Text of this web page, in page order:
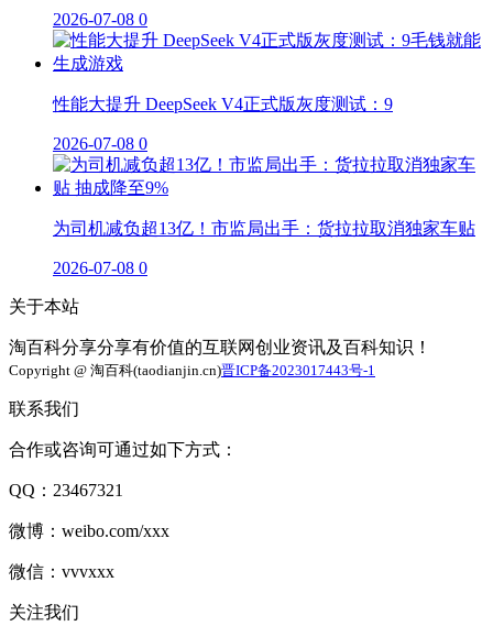
2026-07-08 0
性能大提升 DeepSeek V4正式版灰度测试：9
2026-07-08 0
为司机减负超13亿！市监局出手：货拉拉取消独家车贴
2026-07-08 0
关于本站
淘百科分享分享有价值的互联网创业资讯及百科知识！
Copyright @ 淘百科(taodianjin.cn)晋ICP备2023017443号-1
联系我们
合作或咨询可通过如下方式：
QQ：23467321
微博：weibo.com/xxx
微信：vvvxxx
关注我们